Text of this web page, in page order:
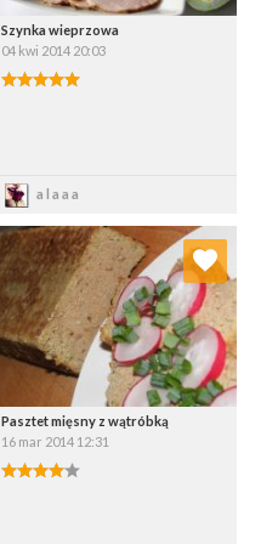
Szynka wieprzowa
04 kwi 2014 20:03
alaaa
Pasztet mięsny z wątróbką
16 mar 2014 12:31
Dodaj do ulubionych
Wybierz listę: